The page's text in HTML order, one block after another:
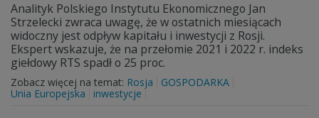
Analityk Polskiego Instytutu Ekonomicznego Jan
Strzelecki zwraca uwagę, że w ostatnich miesiącach
widoczny jest odpływ kapitału i inwestycji z Rosji.
Ekspert wskazuje, że na przełomie 2021 i 2022 r. indeks
giełdowy RTS spadł o 25 proc.
Zobacz więcej na temat: Rosja
GOSPODARKA
Unia Europejska
inwestycje